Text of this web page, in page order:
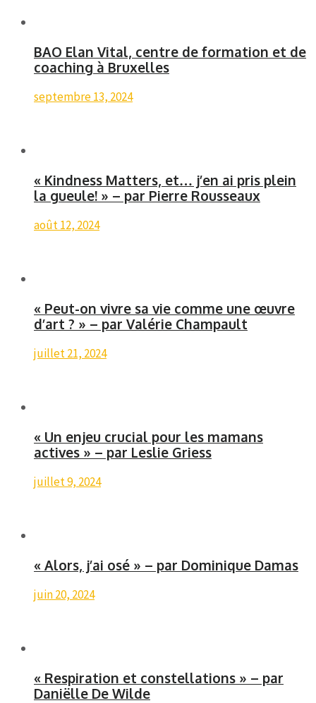
BAO Elan Vital, centre de formation et de
coaching à Bruxelles
septembre 13, 2024
« Kindness Matters, et… j’en ai pris plein
la gueule! » – par Pierre Rousseaux
août 12, 2024
« Peut-on vivre sa vie comme une œuvre
d’art ? » – par Valérie Champault
juillet 21, 2024
« Un enjeu crucial pour les mamans
actives » – par Leslie Griess
juillet 9, 2024
« Alors, j’ai osé » – par Dominique Damas
juin 20, 2024
« Respiration et constellations » – par
Daniëlle De Wilde